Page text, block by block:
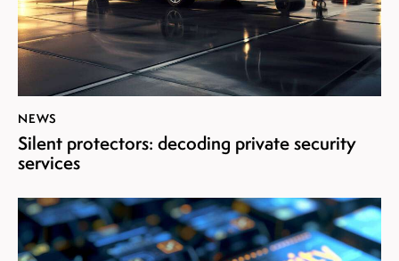
NEWS
Silent protectors: decoding private security
services